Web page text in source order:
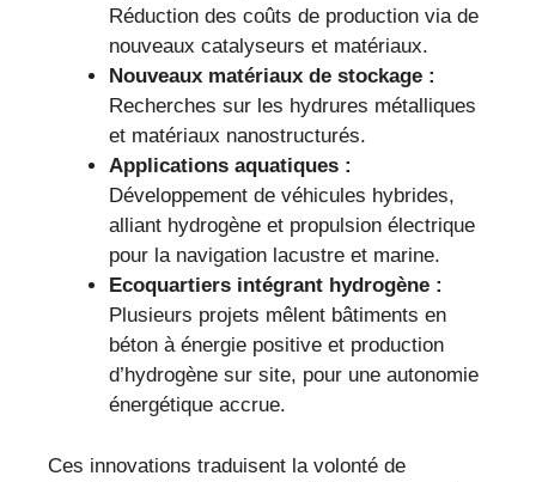
Réduction des coûts de production via de
nouveaux catalyseurs et matériaux.
Nouveaux matériaux de stockage :
Recherches sur les hydrures métalliques
et matériaux nanostructurés.
Applications aquatiques :
Développement de véhicules hybrides,
alliant hydrogène et propulsion électrique
pour la navigation lacustre et marine.
Ecoquartiers intégrant hydrogène :
Plusieurs projets mêlent bâtiments en
béton à énergie positive et production
d’hydrogène sur site, pour une autonomie
énergétique accrue.
Ces innovations traduisent la volonté de